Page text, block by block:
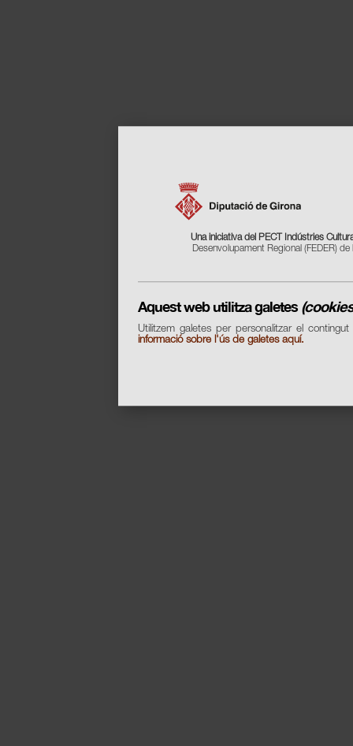
Una iniciativa del PECT Indústries
Desenvolupament Regional (FEDER)
Aquest web utilitza galetes
Utilitzem galetes per personalitzar el
informació sobre l'ús de galetes aquí.